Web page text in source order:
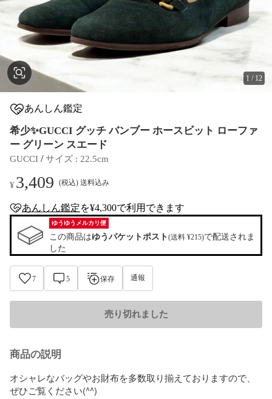
1 / 12
あんしん鑑定
希少✨GUCCI グッチ バンブー ホースビット ローファ
ー グリーン スエード
GUCCI / サイズ : 22.5cm
¥3,409 (税込) 送料込み
anshin-appraisal-tag
あんしん鑑定を¥4,300で利用できます
ゆうゆうメルカリ便
この商品はゆうパケットポスト(送料 ¥215)で配送されま
した
7 5 保存 通報
売り切れました
商品の説明
オシャレなバッグやお財布を多数取り揃えておりますので、
ぜひご覧ください(^^)